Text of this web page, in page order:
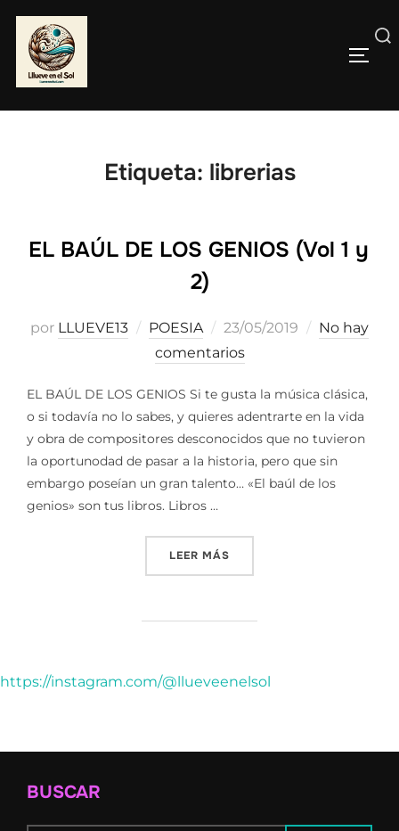
contenido
Buscar:
Etiqueta: librerias
EL BAÚL DE LOS GENIOS (Vol 1 y
2)
por LLUEVE13 POESIA
Publicado
el
23/05/2019
No hay
comentarios
EL BAÚL DE LOS GENIOS Si te gusta la música clásica,
o si todavía no lo sabes, y quieres adentrarte en la vida
y obra de compositores desconocidos que no tuvieron
la oportunodad de pasar a la historia, pero que sin
embargo poseían un gran talento… «El baúl de los
genios» son tus libros. Libros …
LEER MÁS
https://instagram.com/@llueveenelsol
BUSCAR